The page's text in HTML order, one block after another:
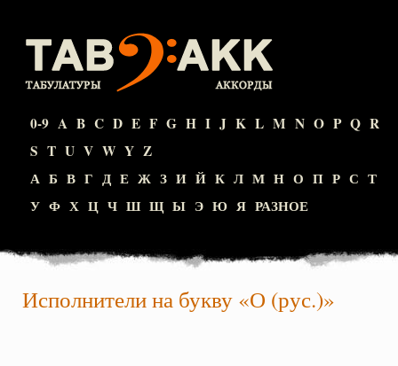
0-9 A B C D E F G H I J K L M N O P Q R
S T U V W Y Z
А Б В Г Д Е Ж З И Й К Л М Н О П Р С Т
У Ф Х Ц Ч Ш Щ Ы Э Ю Я РАЗНОЕ
Исполнители на букву «О (рус.)»